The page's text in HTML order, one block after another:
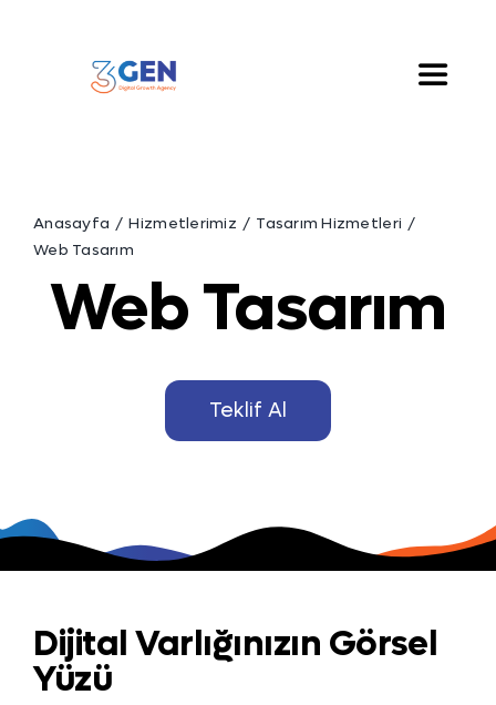
Toggle
Hizmetlerimiz
Çözümlerimiz
Anasayfa Hizmetlerimiz
Tasarım Hizmetleri
Web Tasarım
Web Tasarım
Teklif Al
Dijital Varlığınızın Görsel
Yüzü